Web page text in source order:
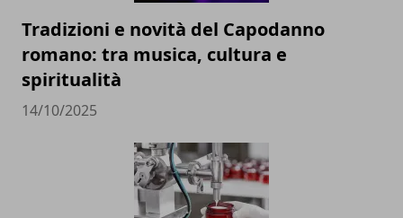
Tradizioni e novità del Capodanno
romano: tra musica, cultura e
spiritualità
14/10/2025